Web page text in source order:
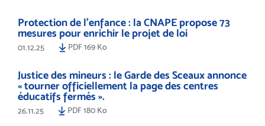
Protection de l’enfance : la CNAPE propose 73
mesures pour enrichir le projet de loi
01.12.25 PDF 169 Ko
Justice des mineurs : le Garde des Sceaux annonce
« tourner officiellement la page des centres
éducatifs fermés ».
26.11.25 PDF 180 Ko